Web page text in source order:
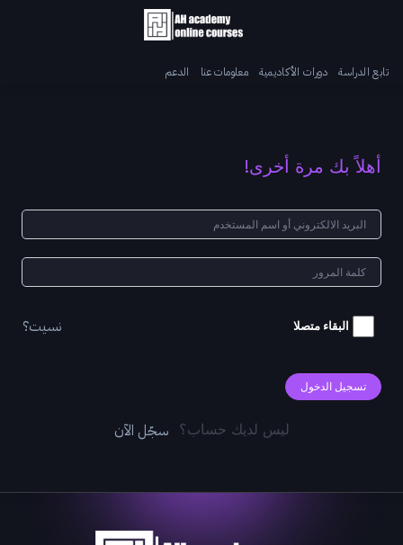
تابع الدراسة دورات الأكاديمية معلومات عنا الدعم
أهلاً بك مرة أخرى!
البقاء متصلا نسيت؟
تسجيل الدخول
ليس لديك حساب؟ سجّل الآن